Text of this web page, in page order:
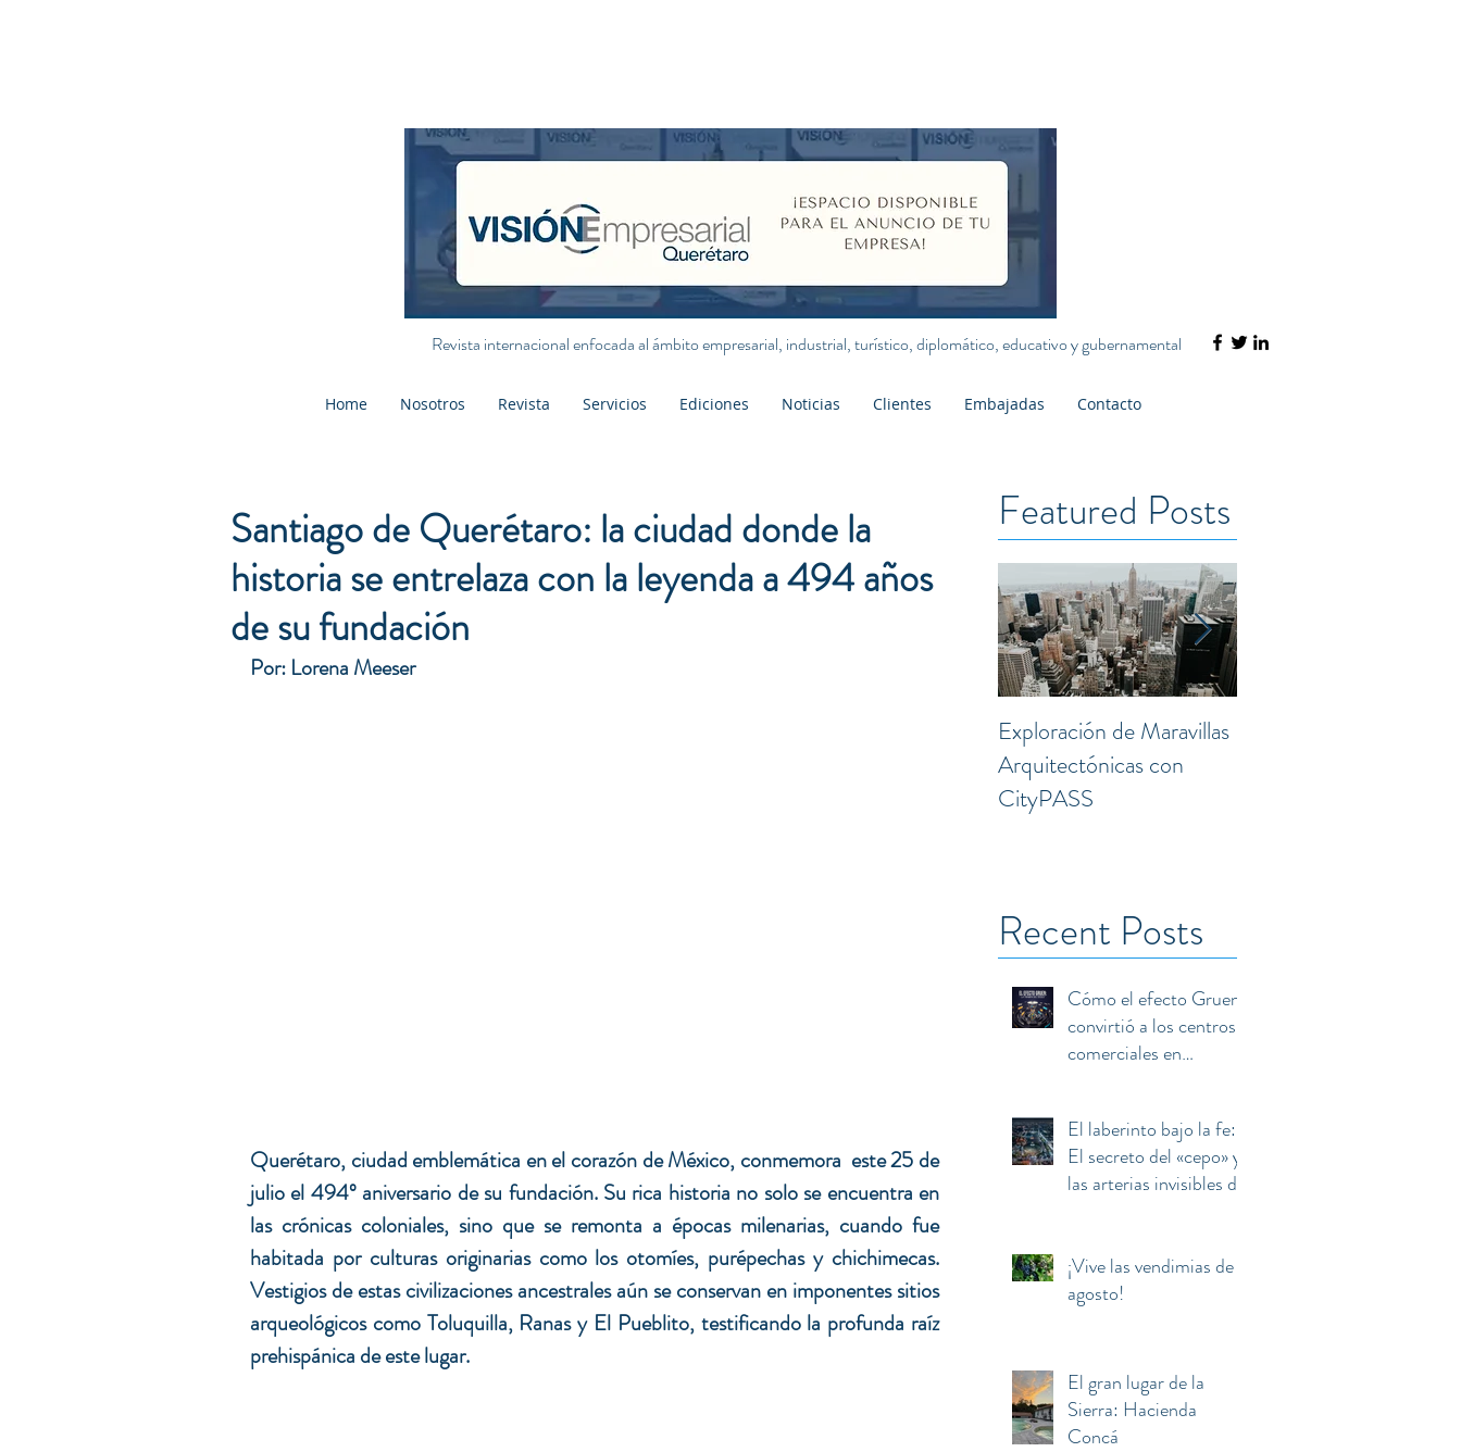
Revista internacional enfocada al ámbito empresarial, industrial, turístico, diplomático, educativo y gubernamental
Home Nosotros Revista Servicios Ediciones Noticias Clientes Embajadas Contacto
Santiago de Querétaro: la ciudad donde la
historia se entrelaza con la leyenda a 494 años
de su fundación
Por: Lorena Meeser
Querétaro, ciudad emblemática en el corazón de México, conmemora  este 25 de
julio el 494º aniversario de su fundación. Su rica historia no solo se encuentra en
las crónicas coloniales, sino que se remonta a épocas milenarias, cuando fue
habitada por culturas originarias como los otomíes, purépechas y chichimecas.
Vestigios de estas civilizaciones ancestrales aún se conservan en imponentes sitios
arqueológicos como Toluquilla, Ranas y El Pueblito, testificando la profunda raíz
prehispánica de este lugar.
Featured Posts
Exploración de Maravillas
Arquitectónicas con
CityPASS
Recent Posts
Cómo el efecto Gruen
convirtió a los centros
comerciales en
del consumidor
El laberinto bajo la fe:
El secreto del «cepo» y
las arterias invisibles de
¡Vive las vendimias de
agosto!
El gran lugar de la
Sierra: Hacienda
Concá